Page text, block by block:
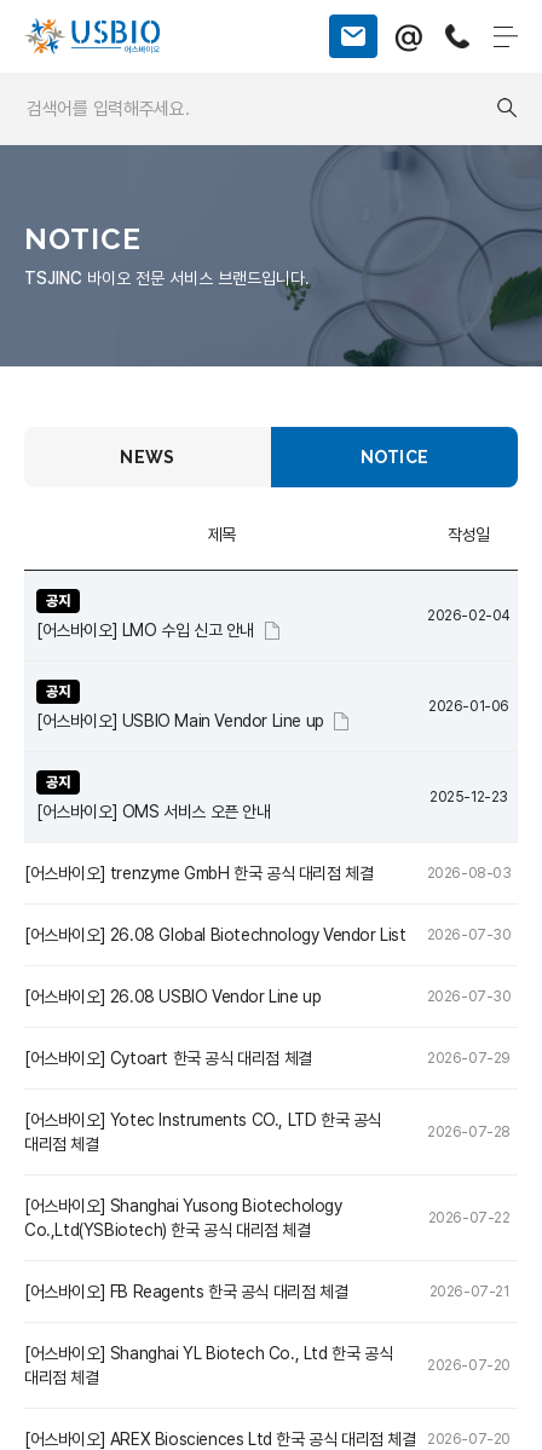
@
NOTICE
TSJINC 바이오 전문 서비스 브랜드입니다.
NEWS NOTICE
제목 작성일
공지
[어스바이오] LMO 수입 신고 안내
2026-02-04
공지
[어스바이오] USBIO Main Vendor Line up
2026-01-06
공지
[어스바이오] OMS 서비스 오픈 안내
2025-12-23
[어스바이오] trenzyme GmbH 한국 공식 대리점 체결 2026-08-03
[어스바이오] 26.08 Global Biotechnology Vendor List 2026-07-30
[어스바이오] 26.08 USBIO Vendor Line up 2026-07-30
[어스바이오] Cytoart 한국 공식 대리점 체결 2026-07-29
[어스바이오] Yotec Instruments CO., LTD 한국 공식
대리점 체결
2026-07-28
[어스바이오] Shanghai Yusong Biotechology
Co.,Ltd(YSBiotech) 한국 공식 대리점 체결
2026-07-22
[어스바이오] FB Reagents 한국 공식 대리점 체결 2026-07-21
[어스바이오] Shanghai YL Biotech Co., Ltd 한국 공식
대리점 체결
2026-07-20
[어스바이오] AREX Biosciences Ltd 한국 공식 대리점 체결 2026-07-20